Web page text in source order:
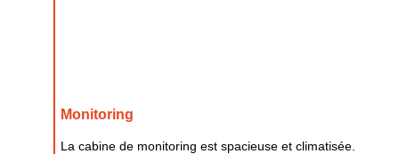
Monitoring
La cabine de monitoring est spacieuse et climatisée.